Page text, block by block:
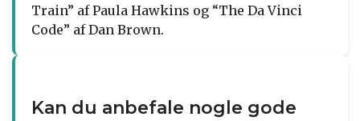
Train” af Paula Hawkins og “The Da Vinci
Code” af Dan Brown.
Kan du anbefale nogle gode